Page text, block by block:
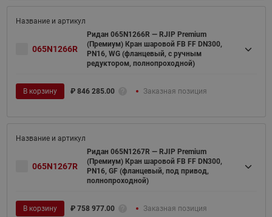
065N1266R
Ридан 065N1266R — RJIP Premium
(Премиум) Кран шаровой FB FF DN300,
PN16, WG (фланцевый, с ручным
редуктором, полнопроходной)
В корзину ₽ 846 285.00 Заказная позиция
065N1267R
Ридан 065N1267R — RJIP Premium
(Премиум) Кран шаровой FB FF DN300,
PN16, GF (фланцевый, под привод,
полнопроходной)
В корзину ₽ 758 977.00 Заказная позиция